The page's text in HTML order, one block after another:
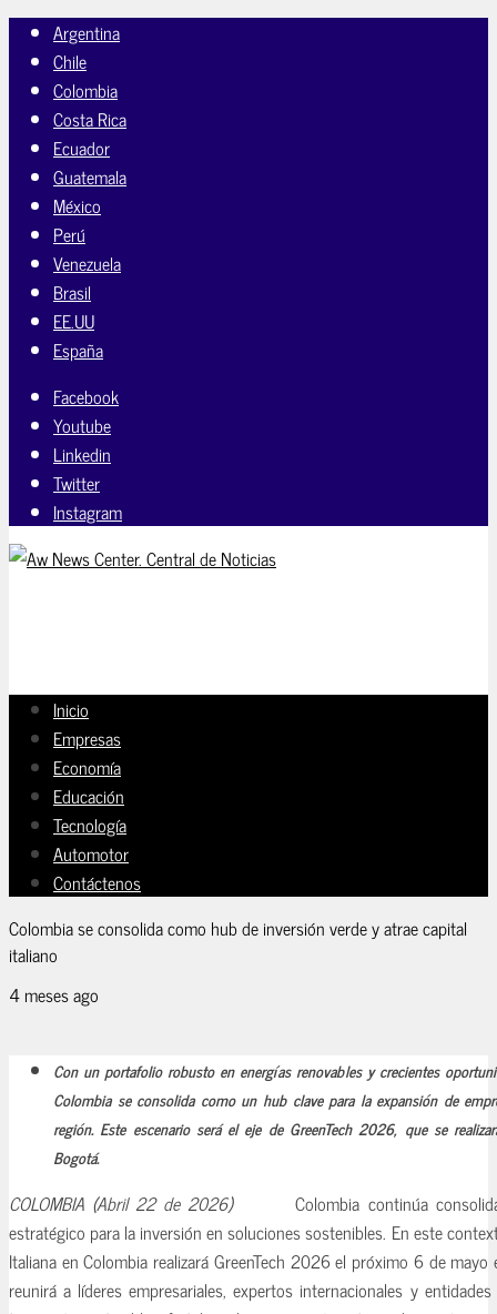
Argentina
Chile
Colombia
Costa Rica
Ecuador
Guatemala
México
Perú
Venezuela
Brasil
EE.UU
España
Facebook
Youtube
Linkedin
Twitter
Instagram
Inicio
Empresas
Economía
Educación
Tecnología
Automotor
Contáctenos
Colombia se consolida como hub de inversión verde y atrae capital
italiano
4 meses ago
Con un portafolio robusto en energías renovables y crecientes
Colombia se consolida como un hub clave para la expansión de
región. Este escenario será el eje de GreenTech 2026, que se
Bogotá.
COLOMBIA (Abril 22 de 2026)Colombia continúa
estratégico para la inversión en soluciones sostenibles. En este
Italiana en Colombia realizará GreenTech 2026 el próximo 6 de
reunirá a líderes empresariales, expertos internacionales y